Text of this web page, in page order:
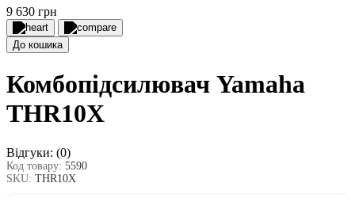
9 630 грн
До кошика
Комбопідсилювач Yamaha
THR10X
Відгуки: (0)
Код товару: 5590
SKU: THR10X